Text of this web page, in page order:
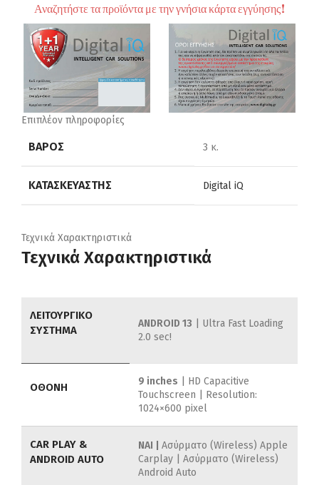
Αναζητήστε τα προϊόντα με την γνήσια κάρτα εγγύησης!
Επιπλέον πληροφορίες
ΒΆΡΟΣ 3 κ.
ΚΑΤΑΣΚΕΥΑΣΤΉΣ Digital iQ
Τεχνικά Χαρακτηριστικά
Τεχνικά Χαρακτηριστικά
ΛΕΙΤΟΥΡΓΙΚΟ
ΣΥΣΤΗΜΑ
ANDROID 13 | Ultra Fast Loading
2.0 sec!
ΟΘΟΝΗ 9 inches | HD Capacitive
Touchscreen | Resolution:
1024×600 pixel
CAR PLAY &
ANDROID AUTO
ΝΑΙ | Ασύρματο (Wireless) Apple
Carplay | Ασύρματο (Wireless)
Android Auto